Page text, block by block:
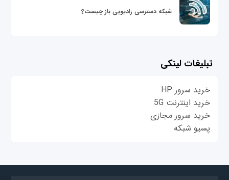
شبکه دسترسی رادیویی باز چیست؟
تبلیغات لینکی
خرید سرور HP
خرید اینترنت 5G
خرید سرور مجازی
پسیو شبکه